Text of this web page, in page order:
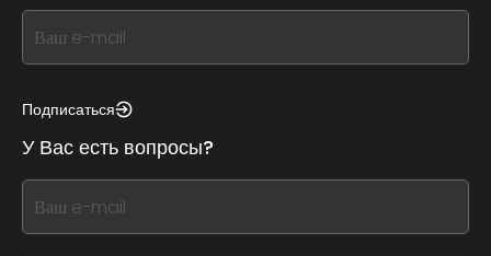
If
you
this,
this
form
field
blank
Подписаться
У Вас есть вопросы?
If
you